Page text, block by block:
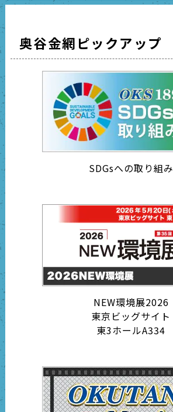
奥谷金網ピックアップ
SDGsへの取り組み
NEW環境展2026
東京ビッグサイト
東3ホールA334